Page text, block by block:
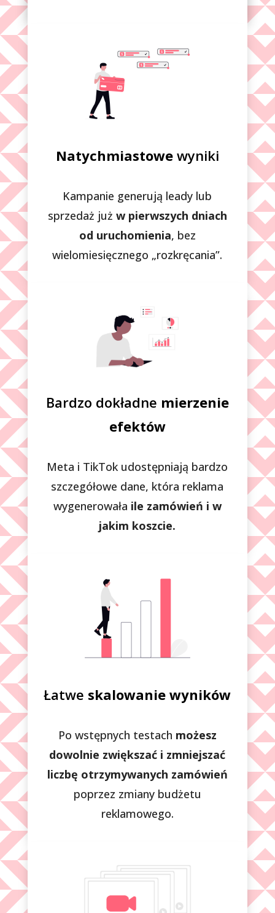
Natychmiastowe wyniki
Kampanie generują leady lub
sprzedaż już w pierwszych dniach
od uruchomienia, bez
wielomiesięcznego „rozkręcania”.
Bardzo dokładne mierzenie
efektów
Meta i TikTok udostępniają bardzo
szczegółowe dane, która reklama
wygenerowała ile zamówień i w
jakim koszcie.
Łatwe skalowanie wyników
Po wstępnych testach możesz
dowolnie zwiększać i zmniejszać
liczbę otrzymywanych zamówień
poprzez zmiany budżetu
reklamowego.